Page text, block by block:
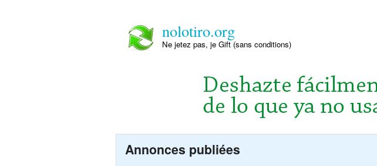
nolotiro.org
Ne jetez pas, je Gift (sans conditions)
Annonces publiées